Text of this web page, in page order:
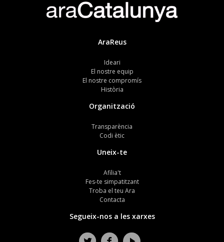
AraReus
Ideari
El nostre equip
El nostre compromís
Història
Organització
Transparència
Codi ètic
Uneix-te
Afilia't
Fes-te simpatitzant
Troba el teu Ara
Contacta
Segueix-nos a les xarxes